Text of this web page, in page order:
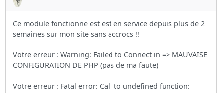
Ce module fonctionne est est en service depuis plus de 2
semaines sur mon site sans accrocs !!
Votre erreur : Warning: Failed to Connect in => MAUVAISE
CONFIGURATION DE PHP (pas de ma faute)
Votre erreur : Fatal error: Call to undefined function: